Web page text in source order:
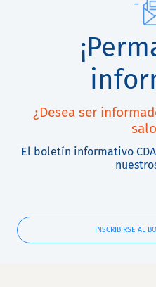
¿Desea ser
El boletín informativo
INSCRIBIRSE AL